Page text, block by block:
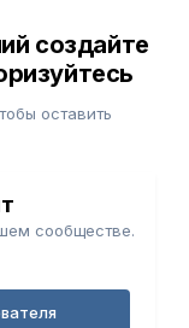
создайте
оставить
сообществе.